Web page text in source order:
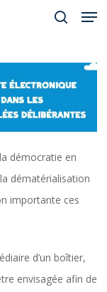
démocratie en
dématérialisation
importante ces
d’un boîtier,
envisagée afin de
Menu